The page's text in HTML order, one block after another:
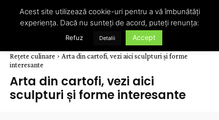
Rețete culinare
Arta din cartofi, vezi aici sculpturi și forme
interesante
Arta din cartofi, vezi aici
sculpturi și forme interesante
Acest site utilizează cookie-uri pentru a vă îmbunătăți
experiența. Dacă nu sunteți de acord, puteți renunța:
Refuz Detalii Accept